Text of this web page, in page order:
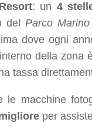
: un 4
delParco
dove ogni
della
tassa
le macchine
per